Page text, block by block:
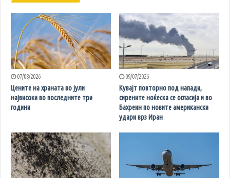
07/08/2026
Цените на храната во јули
највисоки во последните три
години
09/07/2026
Кувајт повторно под напади,
сирените ноќеска се огласија и во
Бахреин по новите американски
удари врз Иран